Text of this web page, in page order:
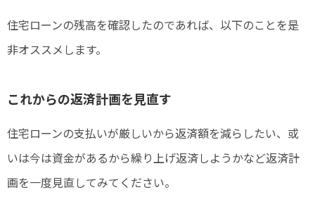
住宅ローンの残高を確認したのであれば、以下のことを是
非オススメします。
これからの返済計画を見直す
住宅ローンの支払いが厳しいから返済額を減らしたい、或
いは今は資金があるから繰り上げ返済しようかなど返済計
画を一度見直してみてください。